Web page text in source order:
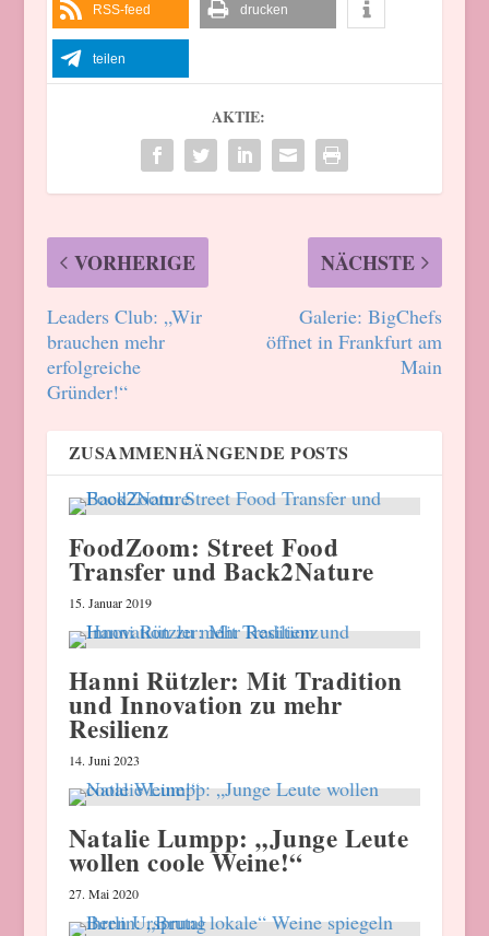
RSS-feed drucken
teilen
AKTIE:
VORHERIGE
Leaders Club: „Wir
brauchen mehr
erfolgreiche
Gründer!“
NÄCHSTE
Galerie: BigChefs
öffnet in Frankfurt am
Main
ZUSAMMENHÄNGENDE POSTS
FoodZoom: Street Food
Transfer und Back2Nature
15. Januar 2019
Hanni Rützler: Mit Tradition
und Innovation zu mehr
Resilienz
14. Juni 2023
Natalie Lumpp: „Junge Leute
wollen coole Weine!“
27. Mai 2020